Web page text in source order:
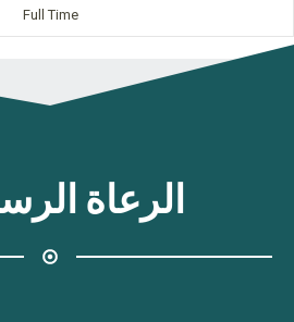
Full Time
الرعاة